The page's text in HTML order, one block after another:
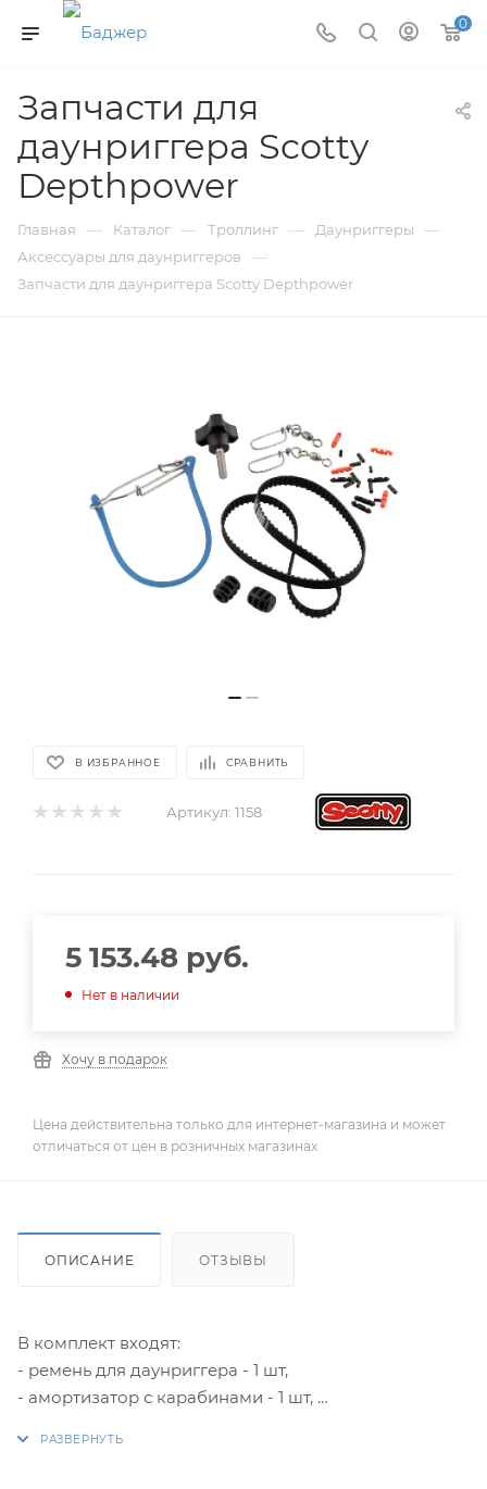
0
Запчасти для
даунриггера Scotty
Depthpower
Главная — Каталог — Троллинг — Даунриггеры —
Аксессуары для даунриггеров —
Запчасти для даунриггера Scotty Depthpower
В ИЗБРАННОЕ СРАВНИТЬ
Артикул: 1158
5 153.48 руб.
Нет в наличии
Хочу в подарок
Цена действительна только для интернет-магазина и может
отличаться от цен в розничных магазинах
ОПИСАНИЕ ОТЗЫВЫ
В комплект входят:
- ремень для даунриггера - 1 шт,
- амортизатор с карабинами - 1 шт,